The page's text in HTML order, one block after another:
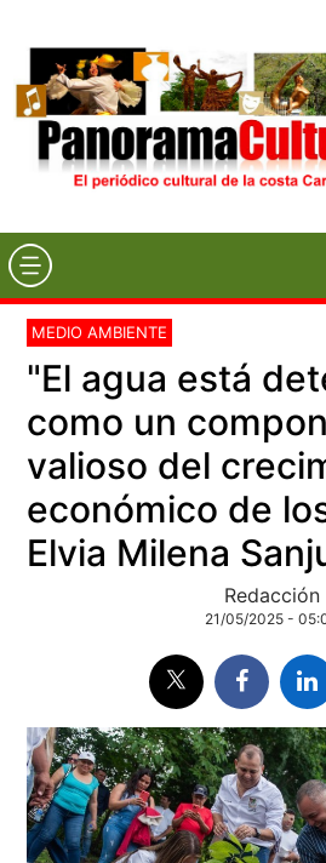
MEDIO AMBIENTE
"El agua está
como un
valioso del
económico de
Elvia Milena
Redacción
21/05/2025 -